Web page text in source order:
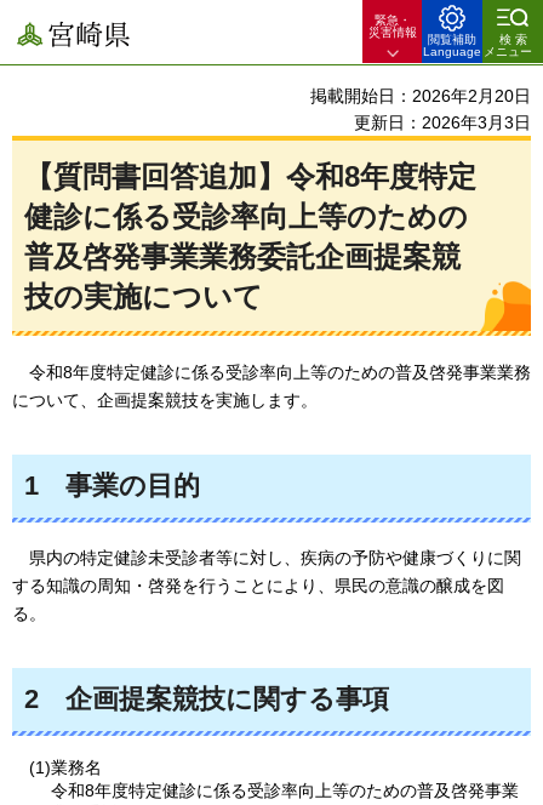
宮崎県
緊急・
災害情報
閲覧補助
Language
検索
メニュー
掲載開始日：2026年2月20日
更新日：2026年3月3日
【質問書回答追加】令和8年度特定
健診に係る受診率向上等のための
普及啓発事業業務委託企画提案競
技の実施について
令和8年度特定健診に係る受診率向上等のための普及啓発事業業務
について、企画提案競技を実施します。
1 事業の目的
県内の特定健診未受診者等に対し、疾病の予防や健康づくりに関
する知識の周知・啓発を行うことにより、県民の意識の醸成を図
る。
2 企画提案競技に関する事項
(1)業務名
令和8年度特定健診に係る受診率向上等のための普及啓発事業